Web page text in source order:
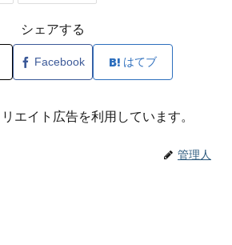
シェアする
Facebook はてブ
エイト広告を利用しています。
管理人